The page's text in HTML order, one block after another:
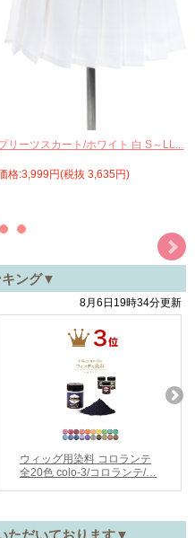
リーツスカート/ホワイト 白 S～LL...
格:3,999円(税抜 3,635円)
ング▼
ただいております▼